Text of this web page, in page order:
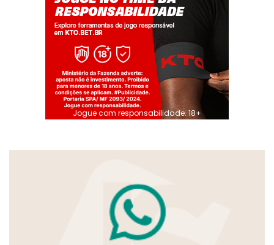
Jogue com responsabilidade. 18+